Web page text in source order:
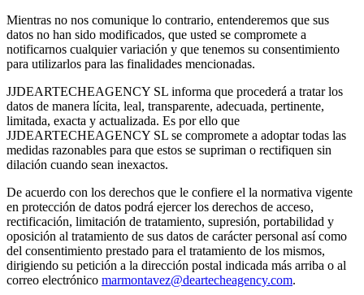
Mientras no nos comunique lo contrario, entenderemos que sus
datos no han sido modificados, que usted se compromete a
notificarnos cualquier variación y que tenemos su consentimiento
para utilizarlos para las finalidades mencionadas.
JJDEARTECHEAGENCY SL informa que procederá a tratar los
datos de manera lícita, leal, transparente, adecuada, pertinente,
limitada, exacta y actualizada. Es por ello que
JJDEARTECHEAGENCY SL se compromete a adoptar todas las
medidas razonables para que estos se supriman o rectifiquen sin
dilación cuando sean inexactos.
De acuerdo con los derechos que le confiere el la normativa vigente
en protección de datos podrá ejercer los derechos de acceso,
rectificación, limitación de tratamiento, supresión, portabilidad y
oposición al tratamiento de sus datos de carácter personal así como
del consentimiento prestado para el tratamiento de los mismos,
dirigiendo su petición a la dirección postal indicada más arriba o al
correo electrónico marmontavez@deartecheagency.com.